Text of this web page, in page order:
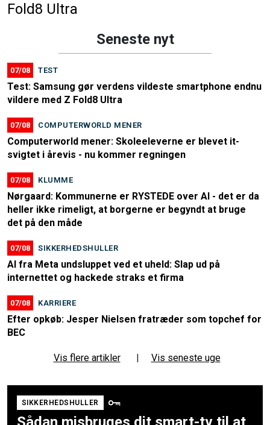
Fold8 Ultra
Seneste nyt
07/08 TEST
Test: Samsung gør verdens vildeste smartphone endnu
vildere med Z Fold8 Ultra
07/08 COMPUTERWORLD MENER
Computerworld mener: Skoleeleverne er blevet it-
svigtet i årevis - nu kommer regningen
07/08 KLUMME
Nørgaard: Kommunerne er RYSTEDE over AI - det er da
heller ikke rimeligt, at borgerne er begyndt at bruge
det på den måde
07/08 SIKKERHEDSHULLER
AI fra Meta undsluppet ved et uheld: Slap ud på
internettet og hackede straks et firma
07/08 KARRIERE
Efter opkøb: Jesper Nielsen fratræder som topchef for
BEC
Vis flere artikler Vis seneste uge
SIKKERHEDSHULLER